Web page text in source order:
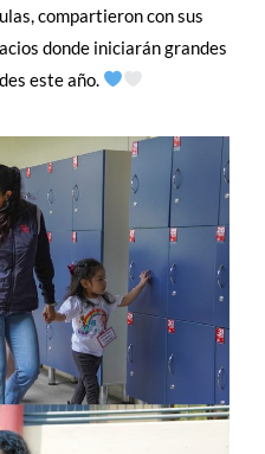
compartieron con sus
donde iniciarán grandes
este año.